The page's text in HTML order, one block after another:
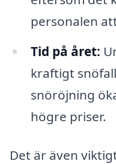
personalen
Tid på året:
kraftigt
snöröjning
högre priser.
Det är även